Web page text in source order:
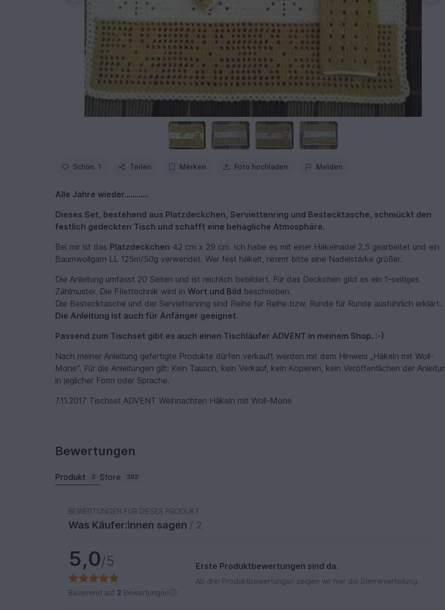
Schön 1 Teilen Merken Foto hochladen Melden
Alle Jahre wieder............
Dieses Set, bestehend aus Platzdeckchen, Serviettenring und Bestecktasche, schmückt den
festlich gedeckten Tisch und schafft eine behagliche Atmosphäre.
Bei mir ist das Platzdeckchen 42 cm x 29 cm. Ich habe es mit einer Häkelnadel 2,5 gearbeitet und ein
Baumwollgarn LL 125m/50g verwendet. Wer fest häkelt, nimmt bitte eine Nadelstärke größer.
Die Anleitung umfasst 20 Seiten und ist reichlich bebildert. Für das Deckchen gibt es ein 1-seitiges
Zählmuster. Die FIlettechnik wird inWort und Bild beschrieben.
Die Bestecktasche und der Serviettenring sind Reihe für Reihe bzw. Runde für Runde ausführlich erklärt.
Die Anleitung ist auch für Anfänger geeignet.
Passend zum Tischset gibt es auch einen Tischläufer ADVENT in meinem Shop. :-)
Nach meiner Anleitung gefertigte Produkte dürfen verkauft werden mit dem Hinweis „Häkeln mit Woll-
Mone“. Für die Anleitungen gilt: Kein Tausch, kein Verkauf, kein Kopieren, kein Veröffentlichen der
in jeglicher Form oder Sprache.
7.11.2017 Tischset ADVENT Weihnachten Häkeln mit Woll-Mone
Bewertungen
Produkt 2 Store 382
BEWERTUNGEN FÜR DIESES PRODUKT
Was Käufer:innen sagen / 2
5,0/5
Basierend auf 2 Bewertungen
Erste Produktbewertungen sind da.
Ab drei Produktbewertungen zeigen wir hier die Sterneverteilung.